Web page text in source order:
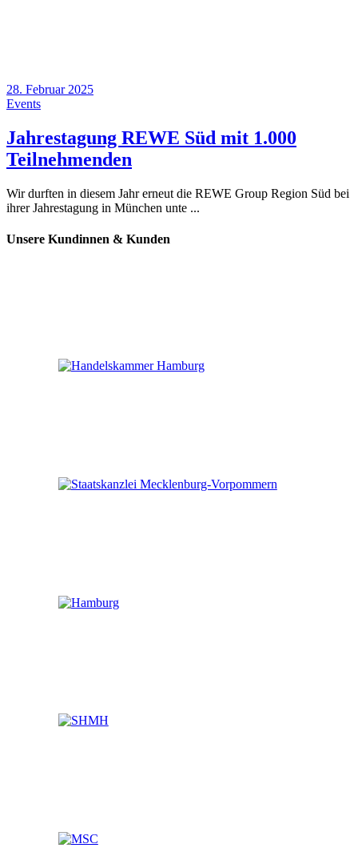
28. Februar 2025
Events
Jahrestagung REWE Süd mit 1.000
Teilnehmenden
Wir durften in diesem Jahr erneut die REWE Group Region Süd bei
ihrer Jahrestagung in München unte
Unsere Kundinnen & Kunden